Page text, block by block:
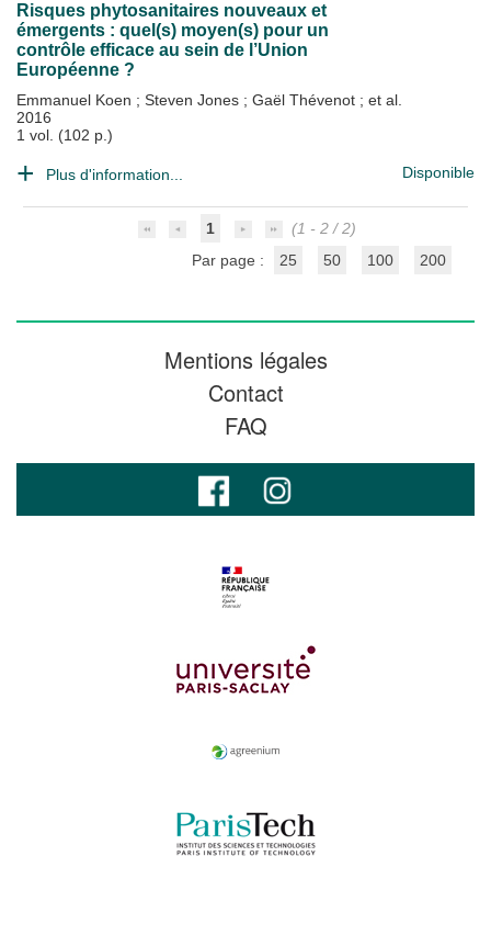
Risques phytosanitaires nouveaux et
émergents : quel(s) moyen(s) pour un
contrôle efficace au sein de l’Union
Européenne ?
Emmanuel Koen ; Steven Jones ; Gaël Thévenot ; et al.
2016
1 vol. (102 p.)
Plus d'information... Disponible
1
(1 - 2 / 2)
Par page :
25 50 100 200
Mentions légales
Contact
FAQ